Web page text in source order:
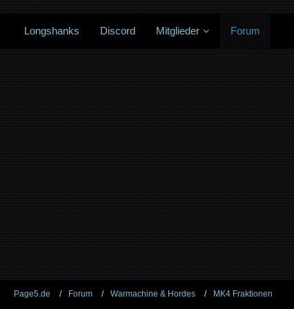
Longshanks Discord Mitglieder Forum
Page5.de Forum Warmachine & Hordes MK4 Fraktionen